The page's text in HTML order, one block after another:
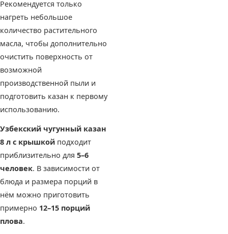
Рекомендуется только
нагреть небольшое
количество растительного
масла, чтобы дополнительно
очистить поверхность от
возможной
производственной пыли и
подготовить казан к первому
использованию.
Узбекский чугунный казан
8 л с крышкой подходит
приблизительно для 5–6
человек. В зависимости от
блюда и размера порций в
нём можно приготовить
примерно 12–15 порций
плова.